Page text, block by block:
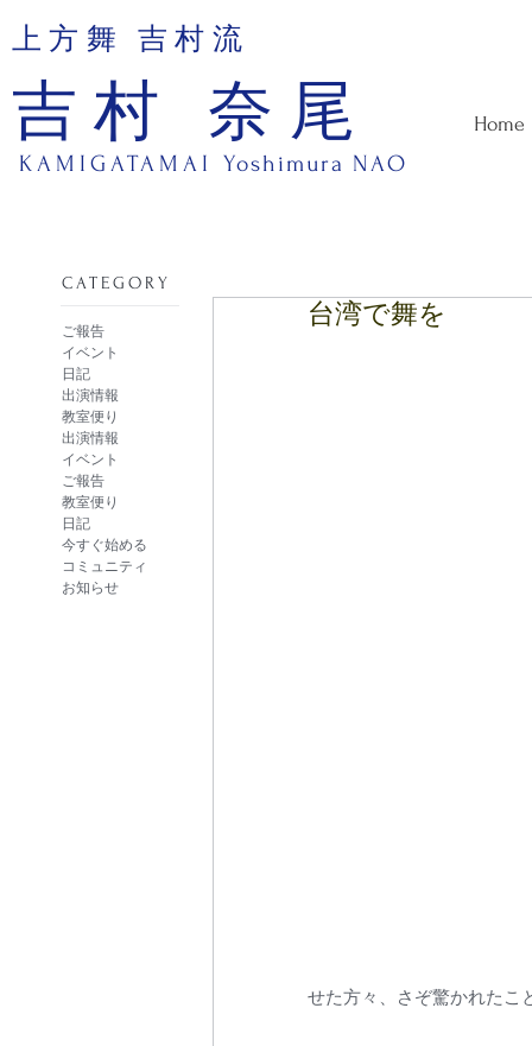
上方舞 吉村流
吉村 奈尾 Home
KAMIGATAMAI Yoshimura NAO
​CATEGORY
ご報告
イベント
日記
出演情報
教室便り
出演情報
イベント
ご報告
教室便り
日記
今すぐ始める
コミュニティ
お知らせ
台湾で舞を
せた方々、さぞ驚かれたこ